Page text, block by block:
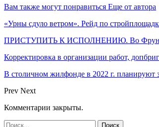
Вам также могут понравиться Еще от автора
«Урны сдуло ветром». Рейд по
ПРИСТУПИТЬ К ИСПОЛНЕНИЮ. Во
Корректировка в организации работ,
В столичном жилфонде в 2022 г. планируют
Prev Next
Комментарии закрыты.